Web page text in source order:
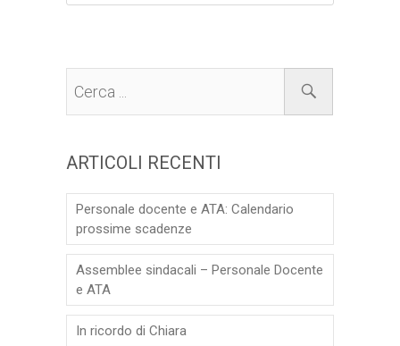
ARTICOLI RECENTI
Personale docente e ATA: Calendario
prossime scadenze
Assemblee sindacali – Personale Docente
e ATA
In ricordo di Chiara